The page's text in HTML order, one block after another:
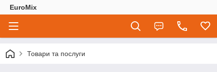
EuroMix
Товари та послуги